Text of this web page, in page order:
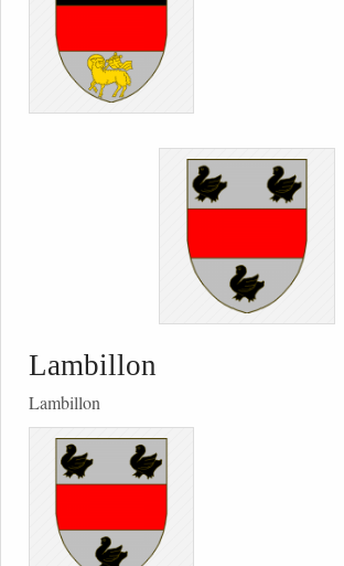
Lambillon
Lambillon